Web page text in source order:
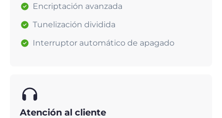
Encriptación avanzada
Tunelización dividida
Interruptor automático de apagado
Atención al cliente